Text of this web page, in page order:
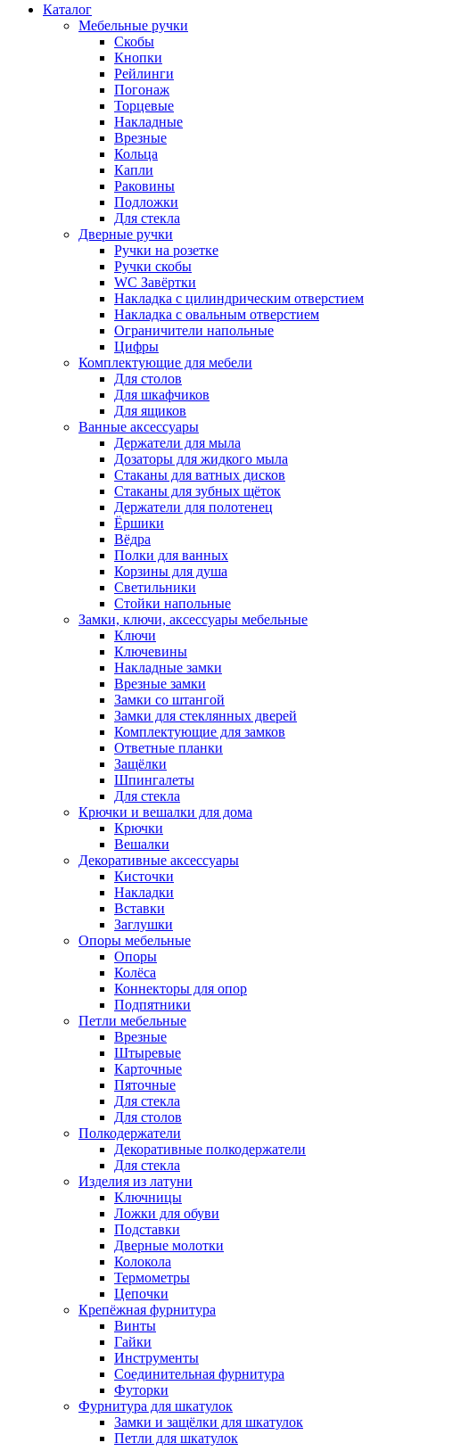
Каталог
Мебельные ручки
Скобы
Кнопки
Рейлинги
Погонаж
Торцевые
Накладные
Врезные
Кольца
Капли
Раковины
Подложки
Для стекла
Дверные ручки
Ручки на розетке
Ручки скобы
WC Завёртки
Накладка с цилиндрическим отверстием
Накладка с овальным отверстием
Ограничители напольные
Цифры
Комплектующие для мебели
Для столов
Для шкафчиков
Для ящиков
Ванные аксессуары
Держатели для мыла
Дозаторы для жидкого мыла
Стаканы для ватных дисков
Стаканы для зубных щёток
Держатели для полотенец
Ёршики
Вёдра
Полки для ванных
Корзины для душа
Светильники
Стойки напольные
Замки, ключи, аксессуары мебельные
Ключи
Ключевины
Накладные замки
Врезные замки
Замки со штангой
Замки для стеклянных дверей
Комплектующие для замков
Ответные планки
Защёлки
Шпингалеты
Для стекла
Крючки и вешалки для дома
Крючки
Вешалки
Декоративные аксессуары
Кисточки
Накладки
Вставки
Заглушки
Опоры мебельные
Опоры
Колёса
Коннекторы для опор
Подпятники
Петли мебельные
Врезные
Штыревые
Карточные
Пяточные
Для стекла
Для столов
Полкодержатели
Декоративные полкодержатели
Для стекла
Изделия из латуни
Ключницы
Ложки для обуви
Подставки
Дверные молотки
Колокола
Термометры
Цепочки
Крепёжная фурнитура
Винты
Гайки
Инструменты
Соединительная фурнитура
Футорки
Фурнитура для шкатулок
Замки и защёлки для шкатулок
Петли для шкатулок